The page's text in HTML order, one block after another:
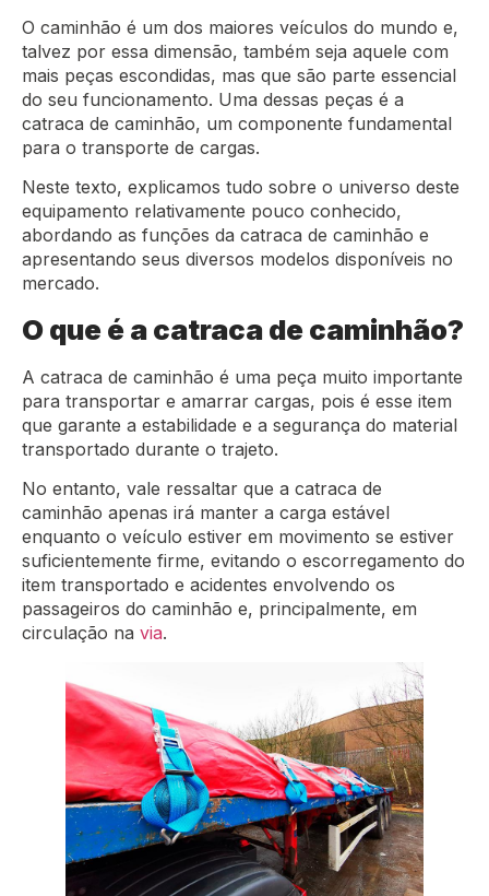
O caminhão é um dos maiores veículos do mundo e,
talvez por essa dimensão, também seja aquele com
mais peças escondidas, mas que são parte essencial
do seu funcionamento. Uma dessas peças é a
catraca de caminhão, um componente fundamental
para o transporte de cargas.
Neste texto, explicamos tudo sobre o universo deste
equipamento relativamente pouco conhecido,
abordando as funções da catraca de caminhão e
apresentando seus diversos modelos disponíveis no
mercado.
O que é a catraca de caminhão?
A catraca de caminhão é uma peça muito importante
para transportar e amarrar cargas, pois é esse item
que garante a estabilidade e a segurança do material
transportado durante o trajeto.
No entanto, vale ressaltar que a catraca de
caminhão apenas irá manter a carga estável
enquanto o veículo estiver em movimento se estiver
suficientemente firme, evitando o escorregamento do
item transportado e acidentes envolvendo os
passageiros do caminhão e, principalmente, em
circulação na via.